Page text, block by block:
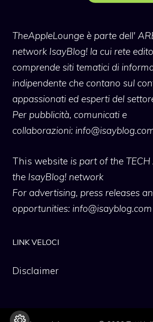
TheAppleLounge è parte dell'
network IsayBlog! la cui rete
comprende siti tematici di
indipendente che contano sul
appassionati ed esperti del
Per pubblicità, comunicati e
collaborazioni:
This website is part of the
the IsayBlog! network
For advertising, press releases
opportunities: info@isayblog.com
LINK VELOCI
Disclaimer